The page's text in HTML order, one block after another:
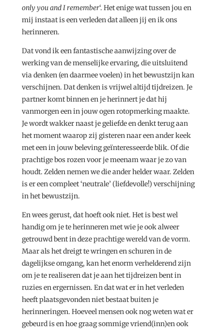
only you and I remember‘. Het enige wat tussen jou en
mij instaat is een verleden dat alleen jij en ik ons
herinneren.
Dat vond ik een fantastische aanwijzing over de
werking van de menselijke ervaring, die uitsluitend
via denken (en daarmee voelen) in het bewustzijn kan
verschijnen. Dat denken is vrijwel altijd tijdreizen. Je
partner komt binnen en je herinnert je dat hij
vanmorgen een in jouw ogen rotopmerking maakte.
Je wordt wakker naast je geliefde en denkt terug aan
het moment waarop zij gisteren naar een ander keek
met een in jouw beleving geïnteresseerde blik. Of die
prachtige bos rozen voor je meenam waar je zo van
houdt. Zelden nemen we die ander helder waar. Zelden
is er een compleet ‘neutrale’ (liefdevolle!) verschijning
in het bewustzijn.
En wees gerust, dat hoeft ook niet. Het is best wel
handig om je te herinneren met wie je ook alweer
getrouwd bent in deze prachtige wereld van de vorm.
Maar als het dreigt te wringen en schuren in de
dagelijkse omgang, kan het enorm verhelderend zijn
om je te realiseren dat je aan het tijdreizen bent in
ruzies en ergernissen. En dat wat er in het verleden
heeft plaatsgevonden niet bestaat buiten je
herinneringen. Hoeveel mensen ook nog weten wat er
gebeurd is en hoe graag sommige vriend(inn)en ook